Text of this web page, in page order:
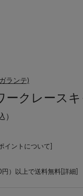
ランテ)
ークレース
）
イントについて
）以上で送料無料[ 詳細